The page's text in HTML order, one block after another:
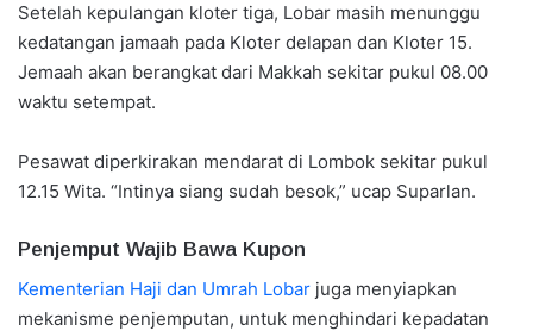
Setelah kepulangan kloter tiga, Lobar masih menunggu
kedatangan jamaah pada Kloter delapan dan Kloter 15.
Jemaah akan berangkat dari Makkah sekitar pukul 08.00
waktu setempat.
Pesawat diperkirakan mendarat di Lombok sekitar pukul
12.15 Wita. “Intinya siang sudah besok,” ucap Suparlan.
Penjemput Wajib Bawa Kupon
Kementerian Haji dan Umrah Lobar juga menyiapkan
mekanisme penjemputan, untuk menghindari kepadatan